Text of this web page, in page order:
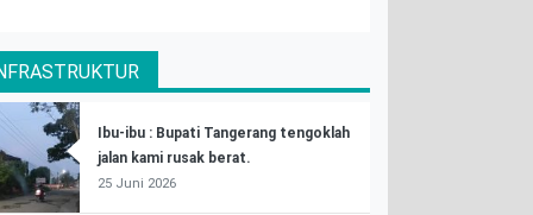
Ibu-ibu : Bupati Tangerang tengoklah
jalan kami rusak berat.
25 Juni 2026